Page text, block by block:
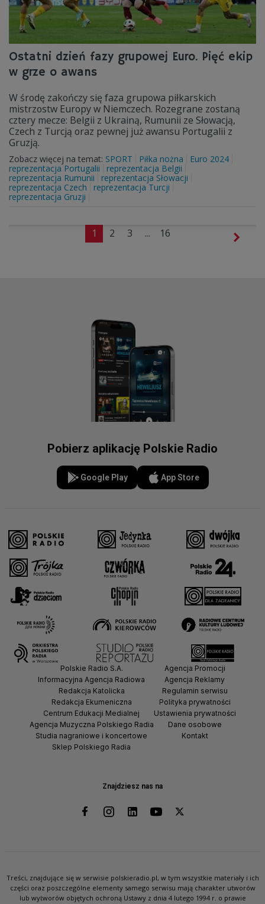
Ostatni dzień fazy grupowej Euro. Pięć ekip
w grze o awans
W środę zakończy się faza grupowa piłkarskich
mistrzostw Europy w Niemczech. Rozegrane zostaną
cztery mecze: Belgii z Ukrainą, Rumunii ze Słowacją,
Czech z Turcją oraz pewnej już awansu Portugalii z
Gruzją.
Zobacz więcej na temat: SPORT Piłka nożna
Euro 2024
reprezentacja Portugalii
reprezentacja Belgii
reprezentacja Rumunii
reprezentacja Słowacji
reprezentacja Czech
reprezentacja Turcji
reprezentacja Gruzji
1 2 3 ... 16
Pobierz aplikację Polskie Radio
Google Play App Store
Znajdziesz nas na
Polskie Radio S.A.
Informacyjna Agencja Radiowa
Redakcja Katolicka
Redakcja Ekumeniczna
Centrum Edukacji Medialnej
Agencja Muzyczna Polskiego Radia
Studia nagraniowe i koncertowe
Sklep Polskiego Radia
Agencja Promocji
Agencja Reklamy
Regulamin serwisu
Polityka prywatności
Ustawienia prywatności
Dane osobowe
Kontakt
Treści, znajdujące się w serwisie polskieradio.pl, w tym wszystkie materiały i ich
części oraz poszczególne elementy samego serwisu mają charakter utworów
lub wytworów objętych ochroną Ustawy z dnia 4 lutego 1994 r. o prawie